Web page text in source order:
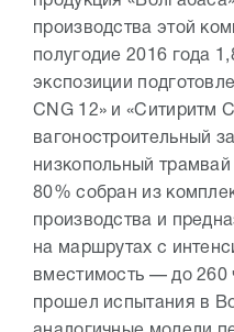
производства этой
полугодие 2016 года
экспозиции
CNG 12» и «Ситиритм
вагоностроительный
низкопольный
80% собран из
производства и
на маршрутах с
вместимость — до 260
прошел испытания в